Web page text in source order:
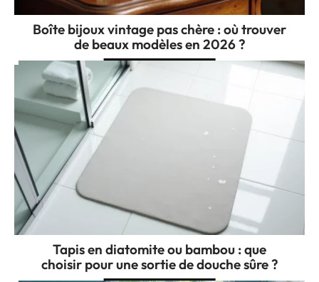
Boîte bijoux vintage pas chère : où trouver
de beaux modèles en 2026 ?
Tapis en diatomite ou bambou : que
choisir pour une sortie de douche sûre ?